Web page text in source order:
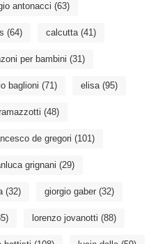
antonacci (63)
(64) calcutta(41)
per bambini (31)
baglioni (71) elisa(95)
(48)
de gregori (101)
grignani (29)
(32) giorgio gaber(32)
lorenzo jovanotti (88)